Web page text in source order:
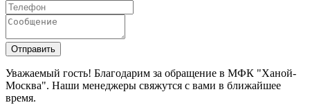
Уважаемый гость! Благодарим за обращение в МФК "Ханой-
Москва". Наши менеджеры свяжутся с вами в ближайшее
время.